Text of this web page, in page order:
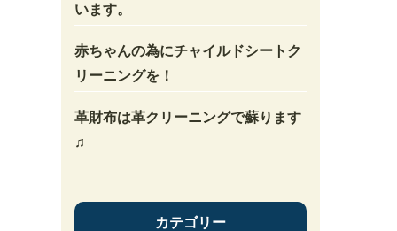
います。
赤ちゃんの為にチャイルドシートク
リーニングを！
革財布は革クリーニングで蘇ります
♫
カテゴリー